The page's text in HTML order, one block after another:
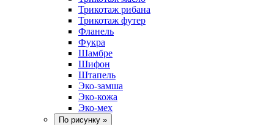
Трикотаж рибана
Трикотаж футер
Фланель
Фукра
Шамбре
Шифон
Штапель
Эко-замша
Эко-кожа
Эко-мех
По рисунку »